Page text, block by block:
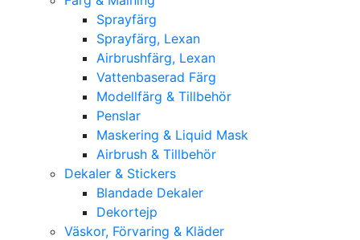
Sprayfärg
Sprayfärg, Lexan
Airbrushfärg, Lexan
Vattenbaserad Färg
Modellfärg & Tillbehör
Penslar
Maskering & Liquid Mask
Airbrush & Tillbehör
Dekaler & Stickers
Blandade Dekaler
Dekortejp
Väskor, Förvaring & Kläder